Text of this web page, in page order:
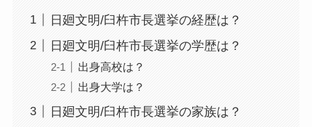
日廻文明/臼杵市長選挙の経歴は？
日廻文明/臼杵市長選挙の学歴は？
出身高校は？
出身大学は？
日廻文明/臼杵市長選挙の家族は？